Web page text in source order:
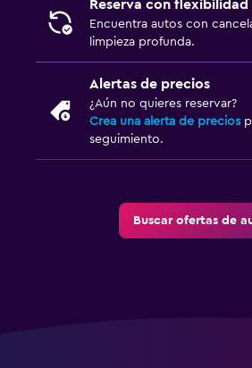
Reserva con flexibilidad
Encuentra autos con
limpieza profunda.
Alertas de precios
¿Aún no quieres reservar?
Crea una alerta de precios
seguimiento.
Buscar ofertas de